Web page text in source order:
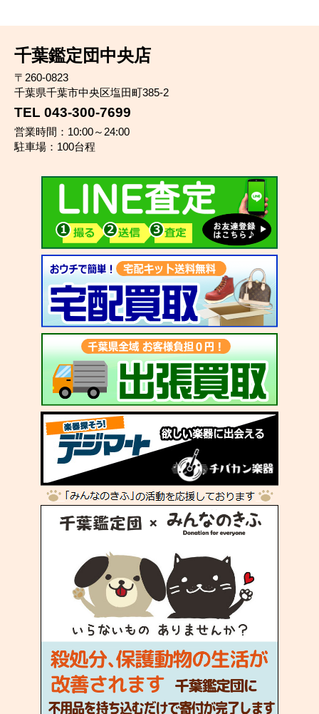
千葉鑑定団中央店
〒260-0823
千葉県千葉市中央区塩田町385-2
TEL 043-300-7699
営業時間：10:00～24:00
駐車場：100台程